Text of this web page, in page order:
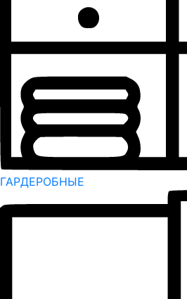
ГАРДЕРОБНЫЕ